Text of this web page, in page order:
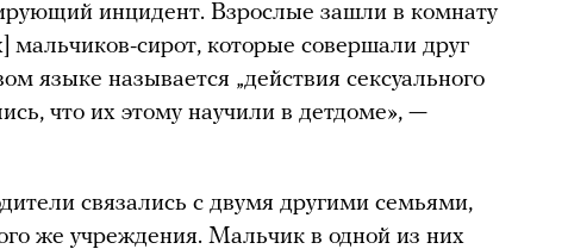
инцидент. Взрослые зашли в комнату
мальчиков-сирот, которые совершали друг
языке называется „действия сексуального
что их этому научили в детдоме», —
связались с двумя другими семьями,
же учреждения. Мальчик в одной из них